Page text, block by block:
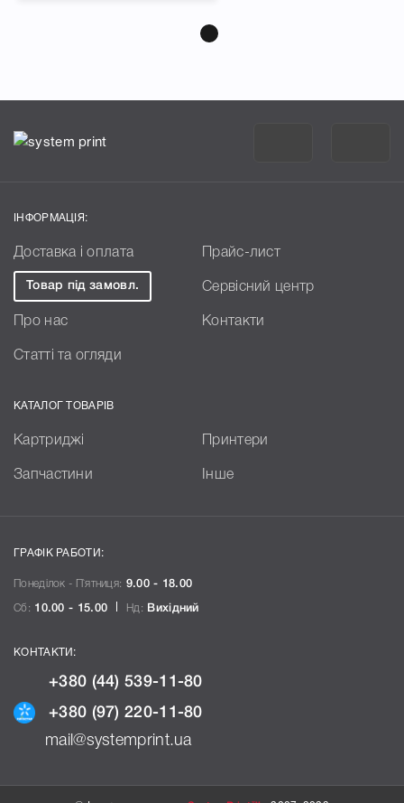
ІНФОРМАЦІЯ:
Доставка і оплата Прайс-лист
Товар під замовл. Сервісний центр
Про нас Контакти
Статті та огляди
КАТАЛОГ ТОВАРІВ
Картриджі Принтери
Запчастини Інше
ГРАФІК РАБОТИ:
Понеділок - П`ятниця: 9.00 - 18.00
Сб: 10.00 - 15.00 Нд: Вихідний
КОНТАКТИ:
+380 (44) 539-11-80
+380 (97) 220-11-80
mail@systemprint.ua